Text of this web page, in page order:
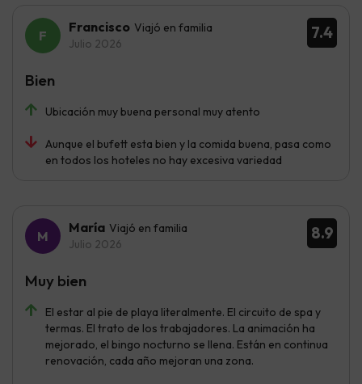
7.4
Francisco Viajó en familia
Julio 2026
Ubicación muy buena personal muy atento
Aunque el bufett esta bien y la comida buena, pasa como
en todos los hoteles no hay excesiva variedad
Bien
8.9
María Viajó en familia
Julio 2026
El estar al pie de playa literalmente. El circuito de spa y
termas. El trato de los trabajadores. La animación ha
mejorado, el bingo nocturno se llena. Están en continua
renovación, cada año mejoran una zona.
Muy bien